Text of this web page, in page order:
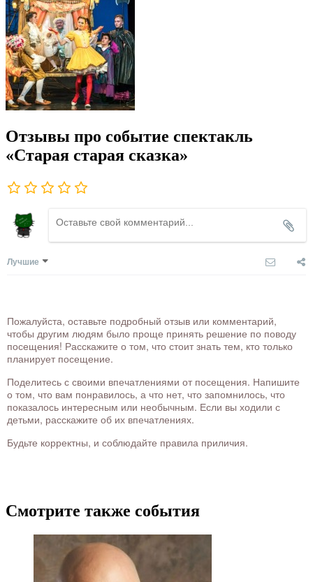
Отзывы про событие спектакль
«Старая старая сказка»
Лучшие
Пожалуйста, оставьте подробный отзыв или комментарий,
чтобы другим людям было проще принять решение по поводу
посещения! Расскажите о том, что стоит знать тем, кто только
планирует посещение.
Поделитесь с своими впечатлениями от посещения. Напишите
о том, что вам понравилось, а что нет, что запомнилось, что
показалось интересным или необычным. Если вы ходили с
детьми, расскажите об их впечатлениях.
Будьте корректны, и соблюдайте правила приличия.
Смотрите также события